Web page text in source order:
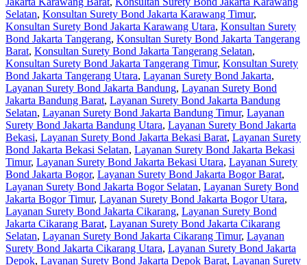
Selatan, Konsultan Surety Bond Jakarta Karawang Timur,
Konsultan Surety Bond Jakarta Karawang Utara, Konsultan Surety
Bond Jakarta Tangerang, Konsultan Surety Bond Jakarta Tangerang
Barat, Konsultan Surety Bond Jakarta Tangerang Selatan,
Konsultan Surety Bond Jakarta Tangerang Timur, Konsultan Surety
Bond Jakarta Tangerang Utara, Layanan Surety Bond Jakarta,
Layanan Surety Bond Jakarta Bandung, Layanan Surety Bond
Jakarta Bandung Barat, Layanan Surety Bond Jakarta Bandung
Selatan, Layanan Surety Bond Jakarta Bandung Timur, Layanan
Surety Bond Jakarta Bandung Utara, Layanan Surety Bond Jakarta
Bekasi, Layanan Surety Bond Jakarta Bekasi Barat, Layanan Surety
Bond Jakarta Bekasi Selatan, Layanan Surety Bond Jakarta Bekasi
Timur, Layanan Surety Bond Jakarta Bekasi Utara, Layanan Surety
Bond Jakarta Bogor, Layanan Surety Bond Jakarta Bogor Barat,
Layanan Surety Bond Jakarta Bogor Selatan, Layanan Surety Bond
Jakarta Bogor Timur, Layanan Surety Bond Jakarta Bogor Utara,
Layanan Surety Bond Jakarta Cikarang, Layanan Surety Bond
Jakarta Cikarang Barat, Layanan Surety Bond Jakarta Cikarang
Selatan, Layanan Surety Bond Jakarta Cikarang Timur, Layanan
Surety Bond Jakarta Cikarang Utara, Layanan Surety Bond Jakarta
Depok, Layanan Surety Bond Jakarta Depok Barat, Layanan Surety